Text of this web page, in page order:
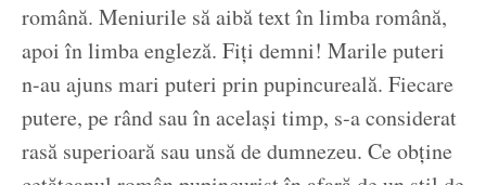
română. Meniurile să aibă text în limba română,
apoi în limba engleză. Fiți demni! Marile puteri
n-au ajuns mari puteri prin pupincureală. Fiecare
putere, pe rând sau în același timp, s-a considerat
rasă superioară sau unsă de dumnezeu. Ce obține